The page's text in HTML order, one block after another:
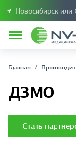
Новосибирск или
Главная
ДЗМО
Стать